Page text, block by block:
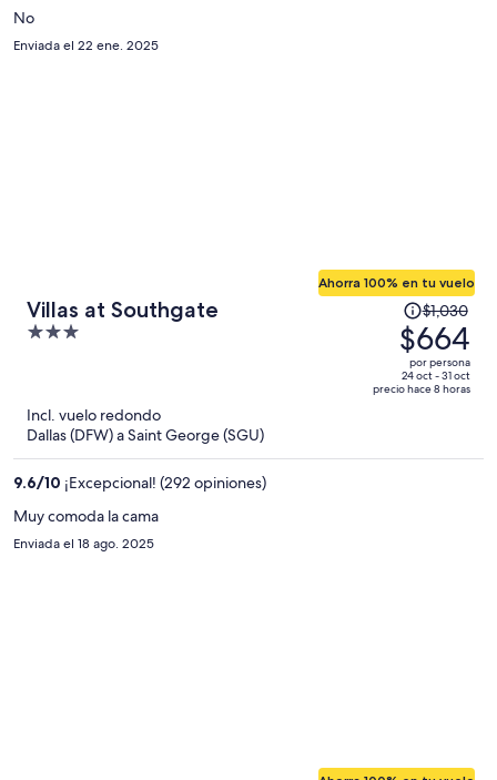
No
Enviada el 22 ene. 2025
Villas at Southgate
3
Ahorra 100% en tu vuelo
El
precio
era
de
$1,030
$1,030
$664
por persona
24 oct - 31 oct
precio hace 8 horas
Incl. vuelo redondo
Dallas (DFW) a Saint George (SGU)
9.6/10 ¡Excepcional! (292 opiniones)
Muy comoda la cama
Enviada el 18 ago. 2025